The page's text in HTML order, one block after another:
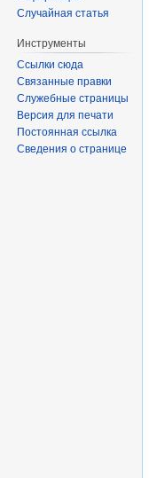
Случайная статья
Инструменты
Ссылки сюда
Связанные правки
Служебные страницы
Версия для печати
Постоянная ссылка
Сведения о странице